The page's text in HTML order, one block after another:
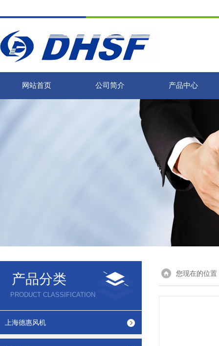
网站首页 公司简介 产品中心
产品分类
PRODUCT CLASSIFICATION
上海德惠风机
您现在的位置